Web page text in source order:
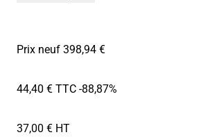
Prix neuf 398,94 €
44,40 € TTC-88,87%
37,00 € HT